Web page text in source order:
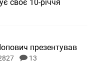
своє 10-річчя
презентував
13